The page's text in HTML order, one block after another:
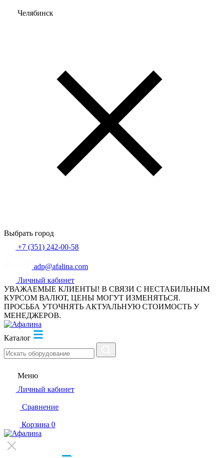
Челябинск
Выбрать город
+7 (351) 242-00-58
adp@afalina.com
Личный кабинет
УВАЖАЕМЫЕ КЛИЕНТЫ! В СВЯЗИ С НЕСТАБИЛЬНЫМ
КУРСОМ ВАЛЮТ, ЦЕНЫ МОГУТ ИЗМЕНЯТЬСЯ.
ПРОСЬБА УТОЧНЯТЬ АКТУАЛЬНУЮ СТОИМОСТЬ У
МЕНЕДЖЕРОВ.
Каталог
Меню
Личный кабинет
Сравнение
Корзина 0